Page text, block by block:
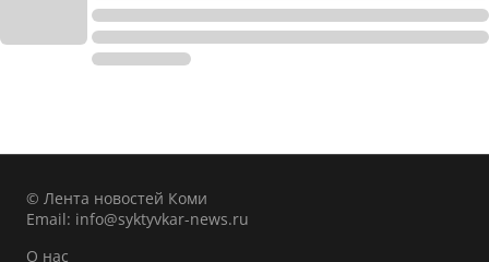
© Лента новостей Коми
Email: info@syktyvkar-news.ru
О нас